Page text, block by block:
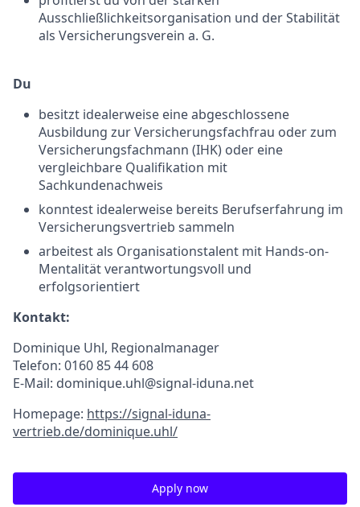
Ausschließlichkeitsorganisation und der Stabilität
als Versicherungsverein a. G.
Du
besitzt idealerweise eine abgeschlossene
Ausbildung zur Versicherungsfachfrau oder zum
Versicherungsfachmann (IHK) oder eine
vergleichbare Qualifikation mit
Sachkundenachweis
konntest idealerweise bereits Berufserfahrung im
Versicherungsvertrieb sammeln
arbeitest als Organisationstalent mit Hands-on-
Mentalität verantwortungsvoll und
erfolgsorientiert
Kontakt:
Dominique Uhl, Regionalmanager
Telefon: 0160 85 44 608
E-Mail: dominique.uhl@signal-iduna.net
Homepage: https://signal-iduna-
vertrieb.de/dominique.uhl/
Apply now